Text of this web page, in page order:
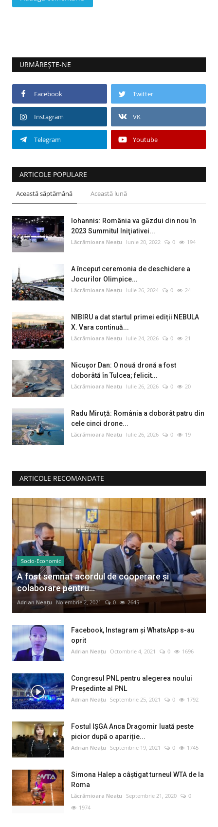
URMĂREȘTE-NE
Facebook Twitter
Instagram VK
Telegram Youtube
ARTICOLE POPULARE
Această săptămână Această lună
Iohannis: România va găzdui din nou în
2023 Summitul Iniţiativei...
Lăcrămioara Neațu Iunie 20, 2022 0 194
A început ceremonia de deschidere a
Jocurilor Olimpice...
Lăcrămioara Neațu Iulie 26, 2024 0 24
NIBIRU a dat startul primei ediții NEBULA
X. Vara continuă...
Lăcrămioara Neațu Iulie 24, 2026 0 21
Nicușor Dan: O nouă dronă a fost
doborâtă în Tulcea; felicit...
Lăcrămioara Neațu Iulie 26, 2026 0 20
Radu Miruță: România a doborât patru din
cele cinci drone...
Lăcrămioara Neațu Iulie 26, 2026 0 19
ARTICOLE RECOMANDATE
Socio-Economic
A fost semnat acordul de cooperare și
colaborare pentru...
Adrian Neațu Noiembrie 2, 2021 0 2645
Facebook, Instagram și WhatsApp s-au
oprit
Adrian Neațu Octombrie 4, 2021 0 1696
Congresul PNL pentru alegerea noului
Preşedinte al PNL
Adrian Neațu Septembrie 25, 2021 0 1792
Fostul IȘGA Anca Dragomir luată peste
picior după o apariție...
Adrian Neațu Septembrie 19, 2021 0 1745
Simona Halep a câştigat turneul WTA de la
Roma
Lăcrămioara Neațu Septembrie 21, 2020
0
1974